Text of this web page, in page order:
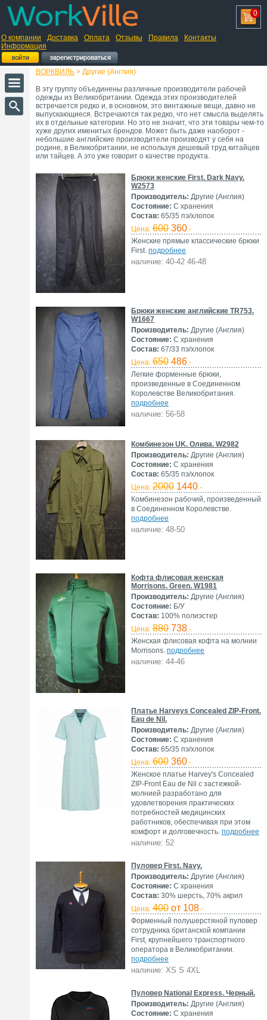
О компании Доставка Оплата Отзывы Правила
Контакты
Информация
0
ВОРКВИЛЬ > Другие (Англия)
В эту группу объединены различные производители рабочей
одежды из Великобритании. Одежда этих производителей
встречается редко и, в основном, это винтажные вещи, давно не
выпускающиеся. Встречаются так редко, что нет смысла выделять
их в отдельные категории. Но это не значит, что эти товары чем-то
хуже других именитых брендов. Может быть даже наоборот -
небольшие английские производители производят у себя на
родине, в Великобритании, не используя дешевый труд китайцев
или тайцев. А это уже говорит о качестве продукта.
Брюки женские First. Dark Navy.
W2573
Производитель: Другие (Англия)
Состояние: С хранения
Состав: 65/35 пэ/хлопок
Цена: 600 360.-
Женские прямые классические брюки
First. подробнее
наличие: 40-42 46-48
Брюки женские английские TR753.
W1667
Производитель: Другие (Англия)
Состояние: С хранения
Состав: 67/33 пэ/хлопок
Цена: 650 486.-
Легкие форменные брюки,
произведенные в Соединенном
Королевстве Великобритания.
подробнее
наличие: 56-58
Комбинезон UK. Олива. W2982
Производитель: Другие (Англия)
Состояние: С хранения
Состав: 65/35 пэ/хлопок
Цена: 2000 1440.-
Комбинезон рабочий, произведенный
в Соединенном Королевстве.
подробнее
наличие: 48-50
Кофта флисовая женская
Morrisons. Green. W1981
Производитель: Другие (Англия)
Состояние: Б/У
Состав: 100% полиэстер
Цена: 880 738.-
Женская флисовая кофта на молнии
Morrisons. подробнее
наличие: 44-46
Платье Harveys Concealed ZIP-Front.
Eau de Nil.
Производитель: Другие (Англия)
Состояние: С хранения
Состав: 65/35 пэ/хлопок
Цена: 600 360.-
Женское платье Harvey's Concealed
ZIP-Front Eau de Nil с застежкой-
молнией разработано для
удовлетворения практических
потребностей медицинских
работников, обеспечивая при этом
комфорт и долговечность. подробнее
наличие: 52
Пуловер First. Navy.
Производитель: Другие (Англия)
Состояние: С хранения
Состав: 30% шерсть, 70% акрил
Цена: 400 от 108.-
Форменный полушерстяной пуловер
сотрудника британской компании
First, крупнейшего транспортного
оператора в Великобритании.
подробнее
наличие: XS S 4XL
Пуловер National Express. Черный.
Производитель: Другие (Англия)
Состояние: С хранения